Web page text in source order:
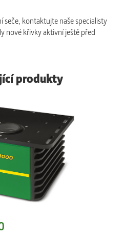
seče, kontaktujte naše specialisty
nové křivky aktivní ještě před
produkty